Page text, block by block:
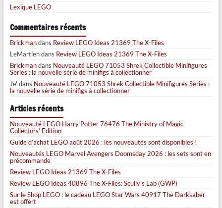
Lexique LEGO
Commentaires récents
Brickmandans Review LEGO Ideas 21369 The X-Files
LeMartiendans Review LEGO Ideas 21369 The X-Files
Brickmandans Nouveauté LEGO 71053 Shrek Collectible Minifigures
Series : la nouvelle série de minifigs à collectionner
Je' dans Nouveauté LEGO 71053 Shrek Collectible Minifigures Series :
la nouvelle série de minifigs à collectionner
Articles récents
Nouveauté LEGO Harry Potter 76476 The Ministry of Magic
Collectors’ Edition
Guide d’achat LEGO août 2026 : les nouveautés sont disponibles !
Nouveautés LEGO Marvel Avengers Doomsday 2026 : les sets sont en
précommande
Review LEGO Ideas 21369 The X-Files
Review LEGO Ideas 40896 The X-Files: Scully’s Lab (GWP)
Sur le Shop LEGO : le cadeau LEGO Star Wars 40917 The Darksaber
est offert